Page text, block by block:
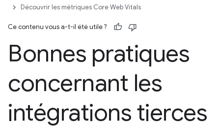
Découvrir les métriques Core Web Vitals
Ce contenu vous a-t-il été utile ?
Bonnes pratiques
concernant les
intégrations tierces